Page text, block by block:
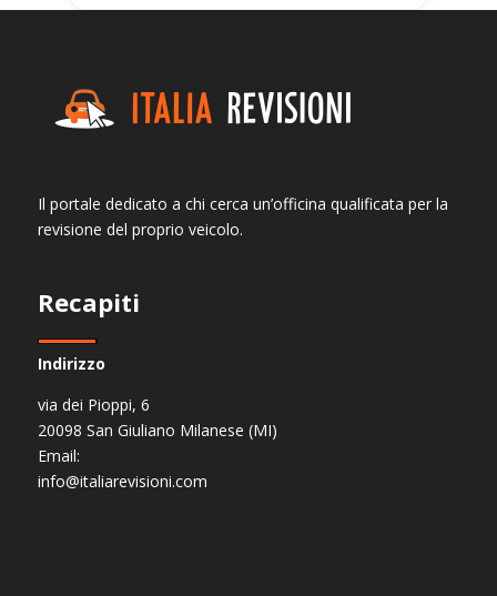
Il portale dedicato a chi cerca un’officina qualificata per la
revisione del proprio veicolo.
Recapiti
Indirizzo
via dei Pioppi, 6
20098 San Giuliano Milanese (MI)
Email:
info@italiarevisioni.com